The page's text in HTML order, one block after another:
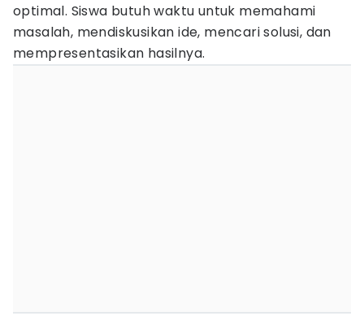
optimal. Siswa butuh waktu untuk memahami
masalah, mendiskusikan ide, mencari solusi, dan
mempresentasikan hasilnya.